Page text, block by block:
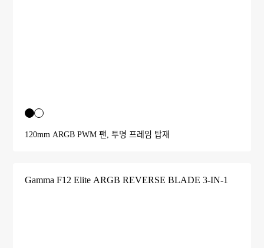
120mm ARGB PWM 팬, 투명 프레임 탑재
Gamma F12 Elite ARGB REVERSE BLADE 3-IN-1